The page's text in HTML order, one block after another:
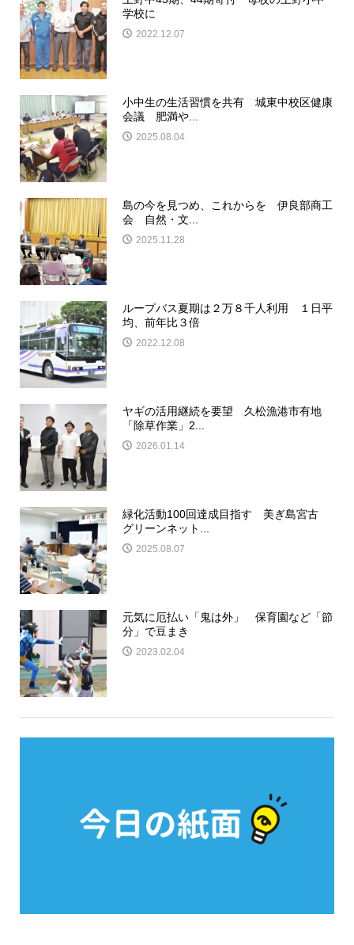
学校に
2022.12.07
小中生の生活習慣を共有 城東中校区健康
会議 肥満や...
2025.08.04
島の今を見つめ、これからを 伊良部商工
会 自然・文...
2025.11.28
ループバス夏期は２万８千人利用 １日平
均、前年比３倍
2022.12.08
ヤギの活用継続を要望 久松漁港市有地
「除草作業」2...
2026.01.14
緑化活動100回達成目指す 美ぎ島宮古
グリーンネット...
2025.08.07
元気に厄払い「鬼は外」 保育園など「節
分」で豆まき
2023.02.04